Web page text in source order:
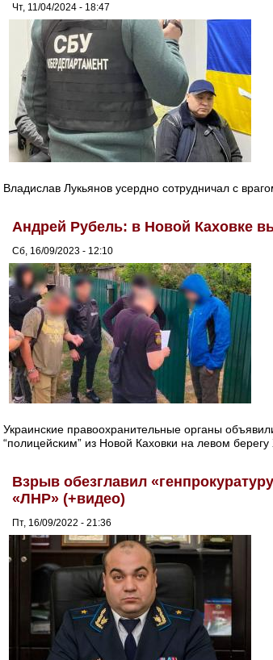
Чт, 11/04/2024 - 18:47
Владислав Лукьянов усердно сотрудничал с
Андрей Рубель: в Новой Каховке
Сб, 16/09/2023 - 12:10
Украинские правоохранительные органы
“полицейским” из Новой Каховки на левом берегу
Взрыв обезглавил
«ЛНР» (+видео)
Пт, 16/09/2022 - 21:36